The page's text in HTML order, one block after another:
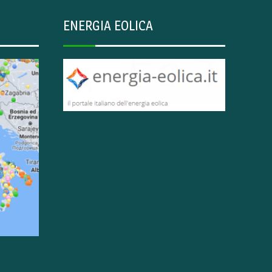
ENERGIA EOLICA